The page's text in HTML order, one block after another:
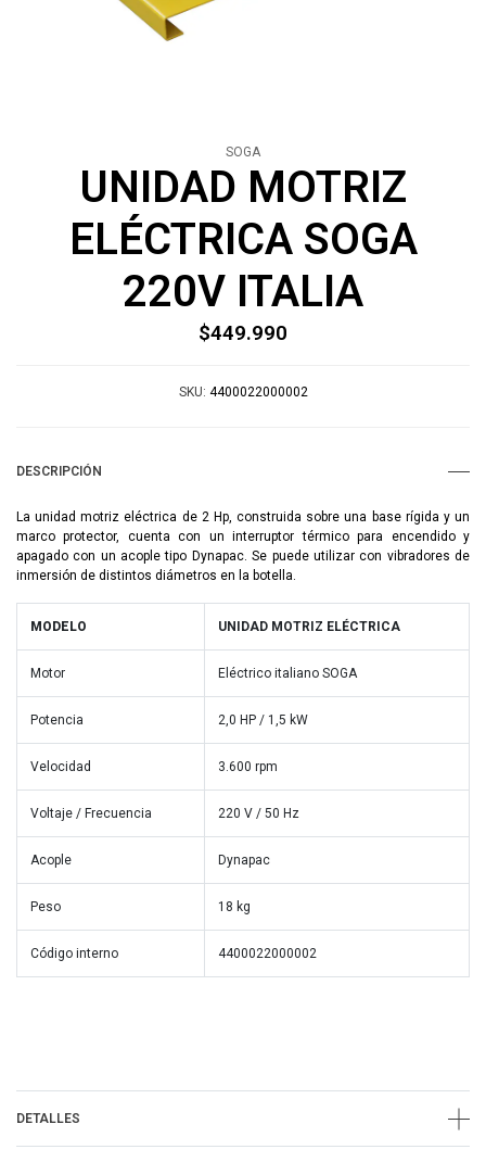
SOGA
UNIDAD MOTRIZ
ELÉCTRICA SOGA
220V ITALIA
$449.990
SKU: 4400022000002
DESCRIPCIÓN
La unidad motriz eléctrica de 2 Hp, construida sobre una base rígida y un
marco protector, cuenta con un interruptor térmico para encendido y
apagado con un acople tipo Dynapac. Se puede utilizar con vibradores de
inmersión de distintos diámetros en la botella.
MODELO UNIDAD MOTRIZ ELÉCTRICA
Motor Eléctrico italiano SOGA
Potencia 2,0 HP / 1,5 kW
Velocidad 3.600 rpm
Voltaje / Frecuencia 220 V / 50 Hz
Acople Dynapac
Peso 18 kg
Código interno 4400022000002
DETALLES